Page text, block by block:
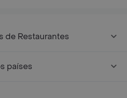
de Restaurantes
países